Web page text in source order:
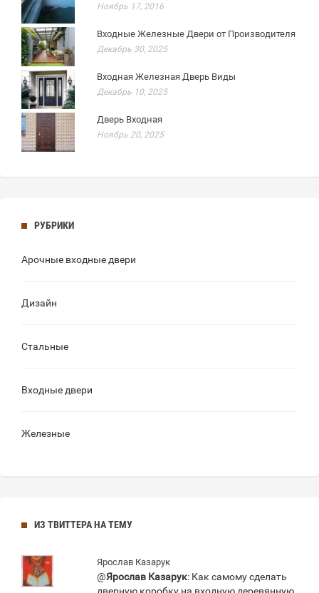
Ноябрь 17, 2016
Входные Железные Двери от Производителя
Декабрь 30, 2025
Входная Железная Дверь Виды
Декабрь 10, 2025
Дверь Входная
Ноябрь 20, 2025
РУБРИКИ
Арочные входные двери
Дизайн
Стальные
Входные двери
Железные
ИЗ ТВИТТЕРА НА ТЕМУ
Ярослав Казарук
@Ярослав Казарук: Как самому сделать
дверную коробку на входную деревянную